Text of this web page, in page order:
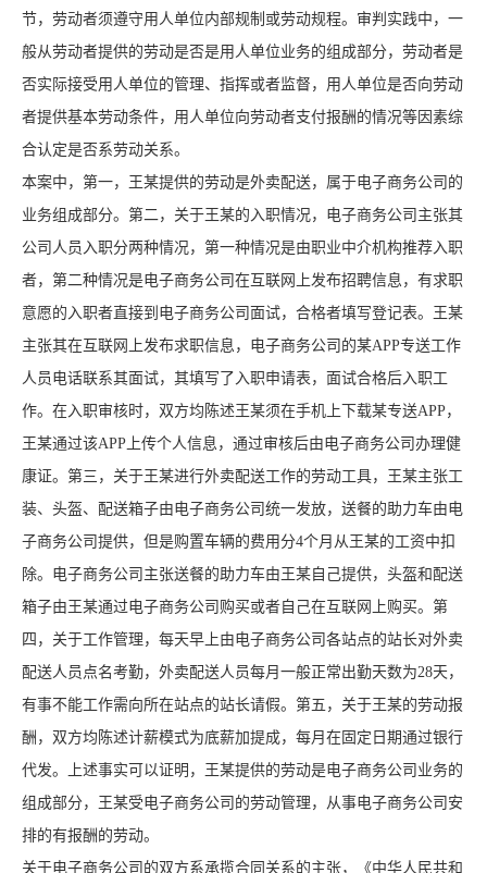
节，劳动者须遵守用人单位内部规制或劳动规程。审判实践中，一
般从劳动者提供的劳动是否是用人单位业务的组成部分，劳动者是
否实际接受用人单位的管理、指挥或者监督，用人单位是否向劳动
者提供基本劳动条件，用人单位向劳动者支付报酬的情况等因素综
合认定是否系劳动关系。
本案中，第一，王某提供的劳动是外卖配送，属于电子商务公司的
业务组成部分。第二，关于王某的入职情况，电子商务公司主张其
公司人员入职分两种情况，第一种情况是由职业中介机构推荐入职
者，第二种情况是电子商务公司在互联网上发布招聘信息，有求职
意愿的入职者直接到电子商务公司面试，合格者填写登记表。王某
主张其在互联网上发布求职信息，电子商务公司的某APP专送工作
人员电话联系其面试，其填写了入职申请表，面试合格后入职工
作。在入职审核时，双方均陈述王某须在手机上下载某专送APP，
王某通过该APP上传个人信息，通过审核后由电子商务公司办理健
康证。第三，关于王某进行外卖配送工作的劳动工具，王某主张工
装、头盔、配送箱子由电子商务公司统一发放，送餐的助力车由电
子商务公司提供，但是购置车辆的费用分4个月从王某的工资中扣
除。电子商务公司主张送餐的助力车由王某自己提供，头盔和配送
箱子由王某通过电子商务公司购买或者自己在互联网上购买。第
四，关于工作管理，每天早上由电子商务公司各站点的站长对外卖
配送人员点名考勤，外卖配送人员每月一般正常出勤天数为28天，
有事不能工作需向所在站点的站长请假。第五，关于王某的劳动报
酬，双方均陈述计薪模式为底薪加提成，每月在固定日期通过银行
代发。上述事实可以证明，王某提供的劳动是电子商务公司业务的
组成部分，王某受电子商务公司的劳动管理，从事电子商务公司安
排的有报酬的劳动。
关于电子商务公司的双方系承揽合同关系的主张，《中华人民共和